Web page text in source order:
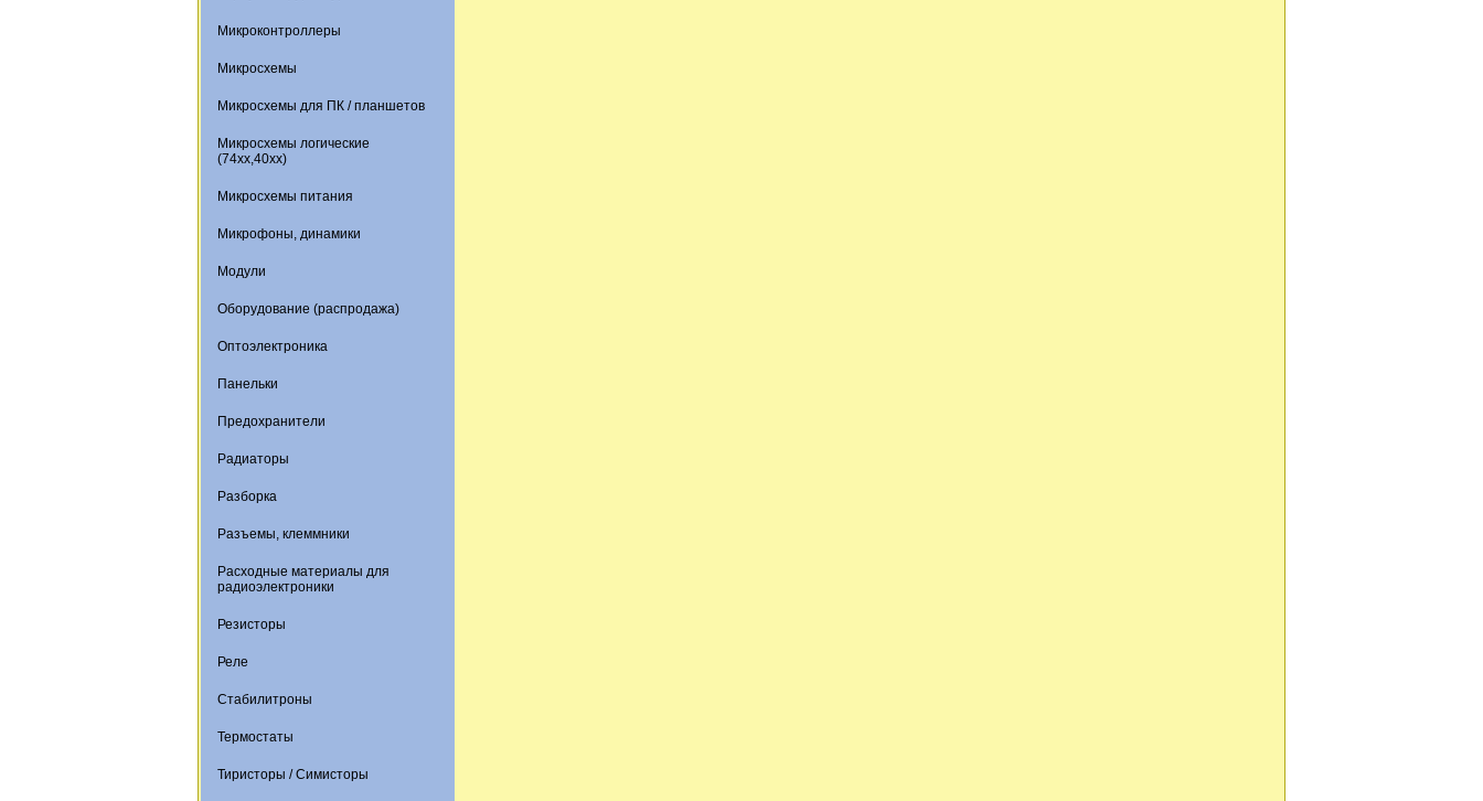
Микроконтроллеры
Микросхемы
Микросхемы для ПК / планшетов
Микросхемы логические
(74xx,40xx)
Микросхемы питания
Микрофоны, динамики
Модули
Оборудование (распродажа)
Оптоэлектроника
Панельки
Предохранители
Радиаторы
Разборка
Разъемы, клеммники
Расходные материалы для
радиоэлектроники
Резисторы
Реле
Стабилитроны
Термостаты
Тиристоры / Симисторы